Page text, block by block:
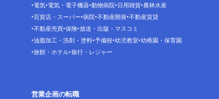
電気 電気・電子機器 動物病院 日用雑貨 農林水産
百貨店・スーパー 病院 不動産開発 不動産賃貸
不動産売買 保険 放送・出版・マスコミ
油脂加工・洗剤・塗料 予備校 幼児教室 幼稚園・保育園
旅館・ホテル 旅行・レジャー
営業企画の転職